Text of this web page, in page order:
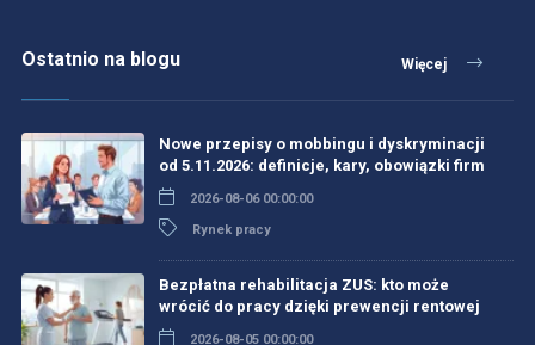
Ostatnio na blogu Więcej
Nowe przepisy o mobbingu i dyskryminacji
od 5.11.2026: definicje, kary, obowiązki firm
2026-08-06 00:00:00
Rynek pracy
Bezpłatna rehabilitacja ZUS: kto może
wrócić do pracy dzięki prewencji rentowej
2026-08-05 00:00:00